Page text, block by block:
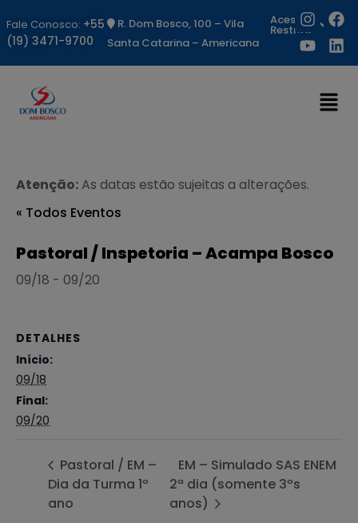
Fale Conosco: +55
(19) 3471-9700
R. Dom Bosco, 100 – Vila
Santa Catarina – Americana
Acesso
Restrito
Atenção:As datas estão sujeitas a alterações.
« Todos Eventos
Pastoral / Inspetoria – Acampa Bosco
09/18 - 09/20
DETALHES
Início:
09/18
Final:
09/20
Pastoral / EM –
Dia da Turma 1º
ano
EM – Simulado SAS ENEM
2ª dia (somente 3ºs
anos)